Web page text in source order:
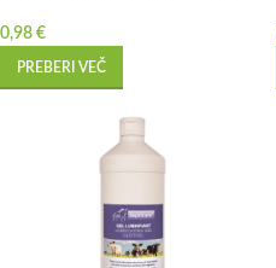
0,98 €
PREBERI VEČ